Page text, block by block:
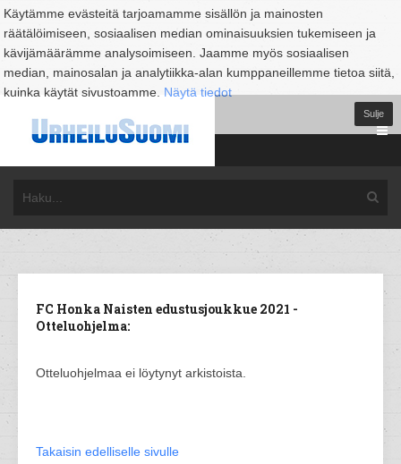
Käytämme evästeitä tarjoamamme sisällön ja mainosten
räätälöimiseen, sosiaalisen median ominaisuuksien tukemiseen ja
kävijämäärämme analysoimiseen. Jaamme myös sosiaalisen
median, mainosalan ja analytiikka-alan kumppaneillemme tietoa siitä,
kuinka käytät sivustoamme. Näytä tiedot
Sulje
FC Honka Naisten edustusjoukkue 2021 -
Otteluohjelma:
Otteluohjelmaa ei löytynyt arkistoista.
Takaisin edelliselle sivulle